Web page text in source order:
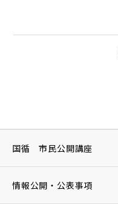
国循 市民公開講座
情報公開・公表事項